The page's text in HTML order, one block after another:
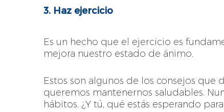
3. Haz ejercicio
Es un hecho que el ejercicio es
mejora nuestro estado de ánimo.
Estos son algunos de los consejos que
queremos mantenernos saludables.
hábitos. ¿Y tú, qué estás esperando